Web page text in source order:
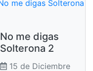
No me digas
Solterona 2
15 de Diciembre